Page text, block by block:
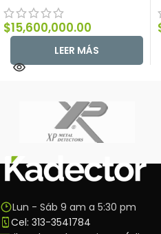
$15,600,000.00
LEER MÁS
Lun - Sáb 9 am a 5:30 pm
Cel: 313-3541784